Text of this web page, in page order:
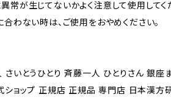
常が生じてないかよく注意して使用してくだ
わない時は、ご使用をおやめください。
さいとうひとり 斉藤一人 ひとりさん 銀座
ショップ 正規店 正規品 専門店 日本漢方